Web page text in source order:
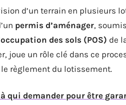
d’un terrain en plusieurs
permis d’aménager,
des sols (POS) de
joue un rôle clé dans ce
règlement du lotissement.
qui demander pour être